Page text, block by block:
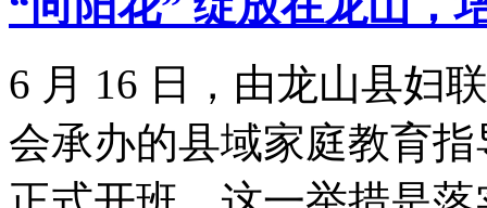
6 月 16 日，由龙山县妇
会承办的县域家庭教育